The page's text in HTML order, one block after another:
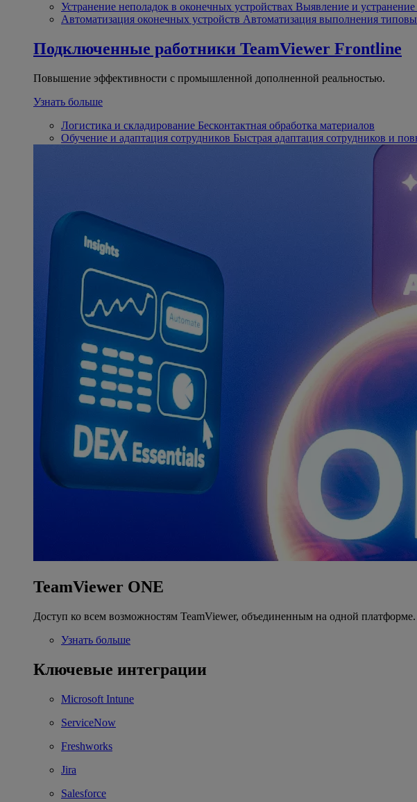
Устранение неполадок в оконечных устройствах Выявление и
Автоматизация оконечных устройств Автоматизация выполнения
Подключенные работники TeamViewer Frontline
Повышение эффективности с промышленной дополненной реальностью.
Узнать больше
Логистика и складирование Бесконтактная обработка материалов
Обучение и адаптация сотрудников Быстрая адаптация сотрудников и
TeamViewer ONE
Доступ ко всем возможностям TeamViewer, объединенным на одной платформе.
Узнать больше
Ключевые интеграции
Microsoft Intune
ServiceNow
Freshworks
Jira
Salesforce